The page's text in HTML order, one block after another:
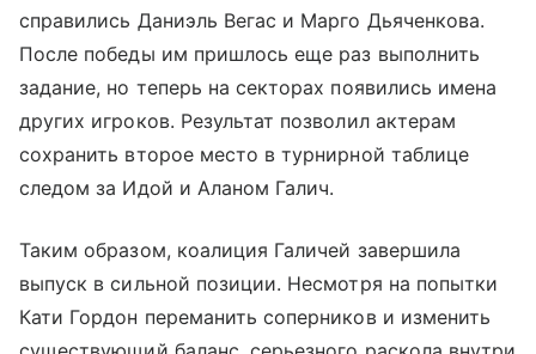
справились Даниэль Вегас и Марго Дьяченкова.
После победы им пришлось еще раз выполнить
задание, но теперь на секторах появились имена
других игроков. Результат позволил актерам
сохранить второе место в турнирной таблице
следом за Идой и Аланом Галич.
Таким образом, коалиция Галичей завершила
выпуск в сильной позиции. Несмотря на попытки
Кати Гордон переманить соперников и изменить